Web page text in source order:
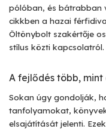
pólóban, és bátrabban
cikkben a hazai
Öltönybolt szakértője
stílus közti kapcsolatról.
A fejlődés több,
Sokan úgy gondolják,
tanfolyamokat,
elsajátítását jelenti.